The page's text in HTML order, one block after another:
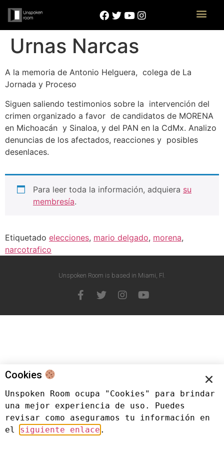
Urnas Narcas
A la memoria de Antonio Helguera, colega de La
Jornada y Proceso
Siguen saliendo testimonios sobre la intervención del
crimen organizado a favor de candidatos de MORENA
en Michoacán y Sinaloa, y del PAN en la CdMx. Analizo
denuncias de los afectados, reacciones y posibles
desenlaces.
Para leer toda la información, adquiera su
membresía.
Etiquetado elecciones, mario delgado, morena,
narcotrafico
Unspoken Room is based in Miami, Fl.
Cookies
Unspoken Room ocupa "Cookies" para brindar
una mejor experiencia de uso. Puedes
revisar como aseguramos tu información en
el siguiente enlace .